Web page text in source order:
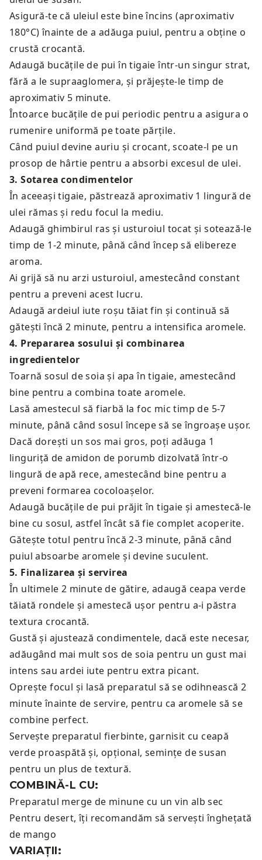
Asigură-te că uleiul este bine încins (aproximativ
180°C) înainte de a adăuga puiul, pentru a obține o
crustă crocantă.
Adaugă bucățile de pui în tigaie într-un singur strat,
fără a le supraaglomera, și prăjește-le timp de
aproximativ 5 minute.
Întoarce bucățile de pui periodic pentru a asigura o
rumenire uniformă pe toate părțile.
Când puiul devine auriu și crocant, scoate-l pe un
prosop de hârtie pentru a absorbi excesul de ulei.
3.Sotarea condimentelor
În aceeași tigaie, păstrează aproximativ 1 lingură de
ulei rămas și redu focul la mediu.
Adaugă ghimbirul ras și usturoiul tocat și sotează-le
timp de 1-2 minute, până când încep să elibereze
aroma.
Ai grijă să nu arzi usturoiul, amestecând constant
pentru a preveni acest lucru.
Adaugă ardeiul iute roșu tăiat fin și continuă să
gătești încă 2 minute, pentru a intensifica aromele.
4. Prepararea sosului și combinarea
ingredientelor
Toarnă sosul de soia și apa în tigaie, amestecând
bine pentru a combina toate aromele.
Lasă amestecul să fiarbă la foc mic timp de 5-7
minute, până când sosul începe să se îngroașe ușor.
Dacă dorești un sos mai gros, poți adăuga 1
linguriță de amidon de porumb dizolvată într-o
lingură de apă rece, amestecând bine pentru a
preveni formarea cocoloașelor.
Adaugă bucățile de pui prăjit în tigaie și amestecă-le
bine cu sosul, astfel încât să fie complet acoperite.
Gătește totul pentru încă 2-3 minute, până când
puiul absoarbe aromele și devine suculent.
5. Finalizarea și servirea
În ultimele 2 minute de gătire, adaugă ceapa verde
tăiată rondele și amestecă ușor pentru a-i păstra
textura crocantă.
Gustă și ajustează condimentele, dacă este necesar,
adăugând mai mult sos de soia pentru un gust mai
intens sau ardei iute pentru extra picant.
Oprește focul și lasă preparatul să se odihnească 2
minute înainte de servire, pentru ca aromele să se
combine perfect.
Servește preparatul fierbinte, garnisit cu ceapă
verde proaspătă și, opțional, semințe de susan
pentru un plus de textură.
COMBINĂ-L CU:
Preparatul merge de minune cu un vin alb sec
Pentru desert, îți recomandăm să servești înghețată
de mango
VARIAȚII: